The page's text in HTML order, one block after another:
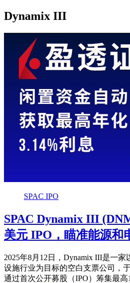
Dynamix III
SPAC IPO
SPAC Dynamix III
美元 IPO，瞄准能源和
2025年8月12日，Dynamix III是一
设施行业为目标的空白支票公司，
通过首次公开募股（IPO）筹集最高